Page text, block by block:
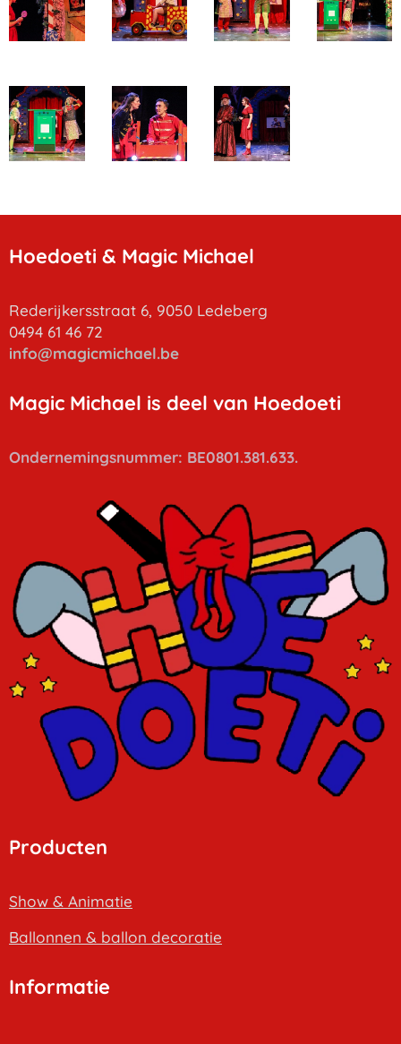
Hoedoeti & Magic Michael
Rederijkersstraat 6, 9050 Ledeberg
0494 61 46 72
info@magicmichael.be
Magic Michael is deel van Hoedoeti
Ondernemingsnummer: BE0801.381.633.
Producten
Show & Animatie
Ballonnen & ballon decoratie
Informatie